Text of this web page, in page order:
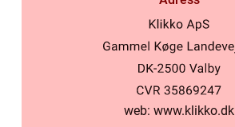
web: www.klikko.dk